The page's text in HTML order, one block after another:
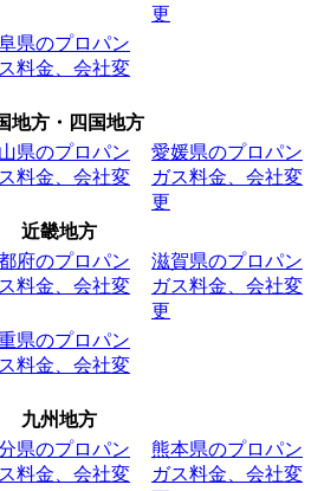
更
県のプロパン
料金、会社変
地方・四国地方
県のプロパン
料金、会社変
愛媛県のプロパン
ガス料金、会社変
更
近畿地方
府のプロパン
料金、会社変
滋賀県のプロパン
ガス料金、会社変
更
県のプロパン
料金、会社変
九州地方
県のプロパン
料金、会社変
熊本県のプロパン
ガス料金、会社変